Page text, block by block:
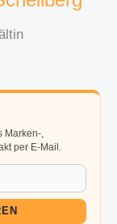
Marken-,
per E-Mail.